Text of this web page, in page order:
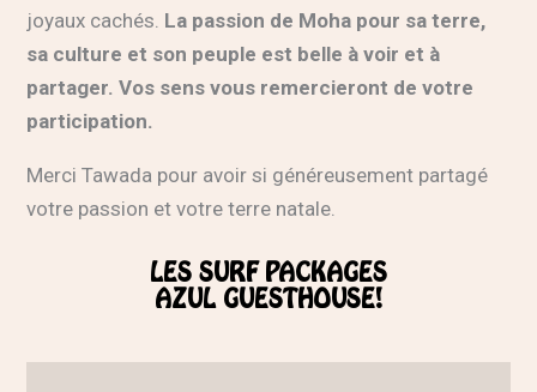
joyaux cachés. La passion de Moha pour sa terre,
sa culture et son peuple est belle à voir et à
partager. Vos sens vous remercieront de votre
participation.
Merci Tawada pour avoir si généreusement partagé
votre passion et votre terre natale.
LES SURF PACKAGES
AZUL GUESTHOUSE!